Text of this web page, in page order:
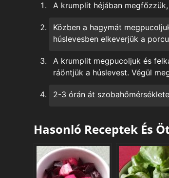
A krumplit héjában
Közben a hagymát
húslevesben elkeverjük a
A krumplit megpucoljuk és
ráöntjük a húslevest. Végül
2-3 órán át
Hasonló Receptek És